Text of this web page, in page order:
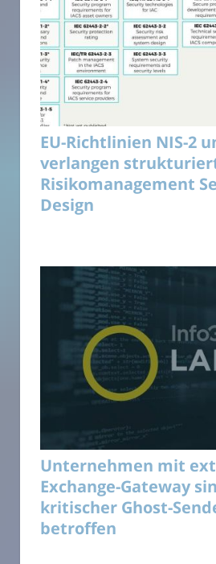
EU-Richtlinien NIS-2
verlangen
Risikomanagement
Design
Unternehmen mit
Exchange-Gateway
kritischer Ghost-
betroffen